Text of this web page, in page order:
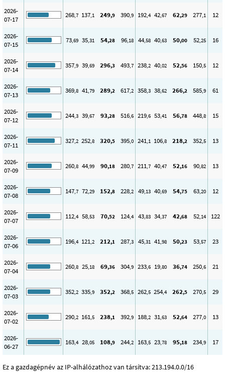
2026-
07-17
268,7 137,1 249,9 390,9 192,4 42,67 62,29 277,1 12
2026-
07-15
73,69 35,31 54,28 96,18 44,58 40,63 50,00 52,25 16
2026-
07-14
357,9 39,69 296,3 493,7 238,2 40,02 52,56 150,5 12
2026-
07-13
369,8 41,79 289,2 617,2 358,3 38,62 266,2 585,9 61
2026-
07-12
244,3 39,67 93,28 516,6 219,6 53,41 56,78 448,8 15
2026-
07-11
327,2 252,8 320,5 395,0 241,1 106,8 218,2 352,5 13
2026-
07-09
260,8 44,99 90,18 280,7 211,7 40,47 52,16 90,82 13
2026-
07-08
147,7 72,29 152,8 228,2 49,13 40,69 54,75 63,20 12
2026-
07-07
112,4 58,53 70,52 124,4 43,83 34,37 42,68 52,14 122
2026-
07-06
196,4 121,2 212,1 287,3 45,31 41,98 50,23 53,57 23
2026-
07-04
260,8 25,18 69,36 304,9 233,6 19,80 36,74 250,6 21
2026-
07-03
352,2 335,9 352,2 368,5 262,5 254,4 262,5 270,5 29
2026-
07-02
290,2 161,5 238,1 392,9 188,2 31,63 52,64 277,0 13
2026-
06-27
163,4 28,05 108,9 244,2 163,5 23,78 95,18 234,9 17
Ez a gazdagépnév az IP-alhálózathoz van társítva: 213.194.0.0/16